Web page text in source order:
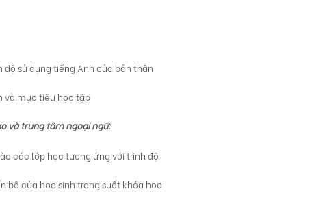
độ sử dụng tiếng Anh của bản thân
và mục tiêu học tập
và trung tâm ngoại ngữ:
các lớp học tương ứng với trình độ
bộ của học sinh trong suốt khóa học